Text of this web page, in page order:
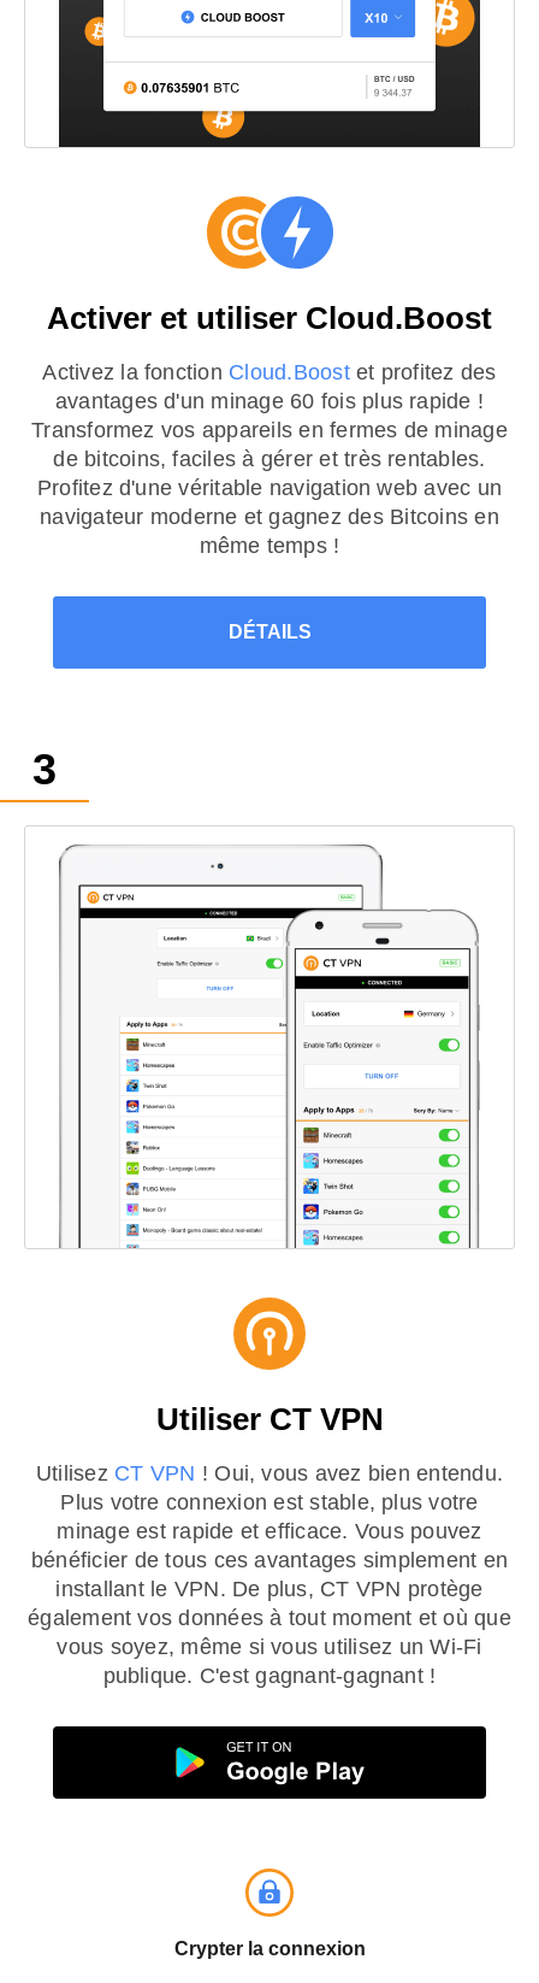
Activer et utiliser Cloud.Boost
Activez la fonction Cloud.Boostet profitez des
avantages d'un minage 60 fois plus rapide !
Transformez vos appareils en fermes de minage
de bitcoins, faciles à gérer et très rentables.
Profitez d'une véritable navigation web avec un
navigateur moderne et gagnez des Bitcoins en
même temps !
DÉTAILS
Utiliser CT VPN
Utilisez CT VPN ! Oui, vous avez bien entendu.
Plus votre connexion est stable, plus votre
minage est rapide et efficace. Vous pouvez
bénéficier de tous ces avantages simplement en
installant le VPN. De plus, CT VPN protège
également vos données à tout moment et où que
vous soyez, même si vous utilisez un Wi-Fi
publique. C'est gagnant-gagnant !
Crypter la connexion